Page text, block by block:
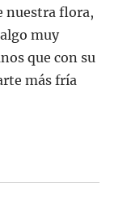
nuestra flora,
muy
que con su
más fría